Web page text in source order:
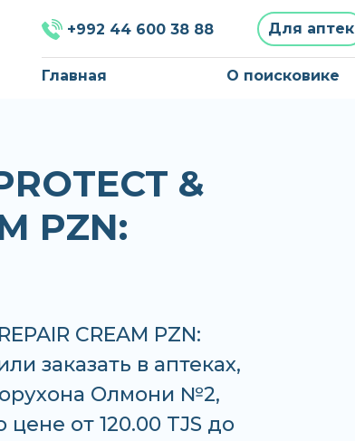
+992 44 600 38 88 Для аптек
Главная О поисковике
&
PZN:
CREAM PZN:
заказать в аптеках,
Олмони №2,
от 120.00 TJS до